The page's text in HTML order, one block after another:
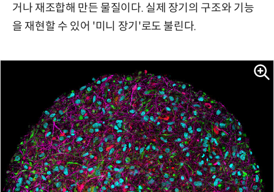
거나 재조합해 만든 물질이다. 실제 장기의 구조와 기능
을 재현할 수 있어 '미니 장기'로도 불린다.